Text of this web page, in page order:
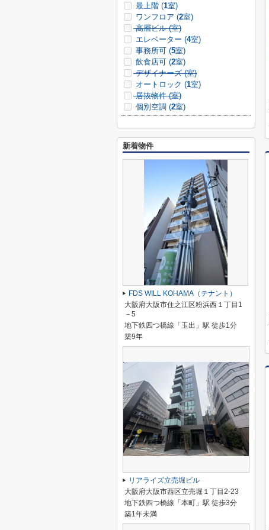
最上階 (1室)
ワンフロア (2室)
高層ビル (室)
エレベーター (4室)
事務所可 (5室)
飲食店可 (2室)
デザイナーズ (室)
オートロック (1室)
居抜物件 (室)
個別空調 (2室)
新着物件
FDS WILL KOHAMA（テナント）
大阪府大阪市住之江区粉浜西１丁目1
－5
地下鉄四つ橋線「玉出」駅 徒歩1分
築9年
リアライズ立売堀ビル
大阪府大阪市西区立売堀１丁目2-23
地下鉄四つ橋線「本町」駅 徒歩3分
築1年未満